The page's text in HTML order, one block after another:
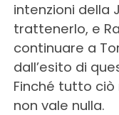
intenzioni della
trattenerlo, e
continuare a
dall’esito di
Finché tutto
non vale nulla.